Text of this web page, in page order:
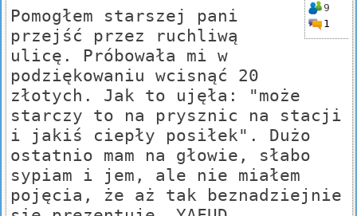
9
1
Pomogłem starszej pani
przejść przez ruchliwą
ulicę. Próbowała mi w
podziękowaniu wcisnąć 20
złotych. Jak to ujęła: "może
starczy to na prysznic na stacji
i jakiś ciepły posiłek". Dużo
ostatnio mam na głowie, słabo
sypiam i jem, ale nie miałem
pojęcia, że aż tak beznadziejnie